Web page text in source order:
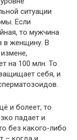
ситуации
Если
то мужчина
в женщину. В
на 100 млн. То
себя, и
и болеет, то
падает и
без какого-либо